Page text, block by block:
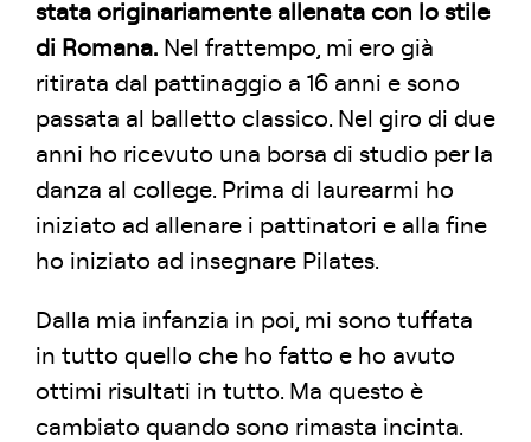
stata originariamente allenata con lo stile
di Romana. Nel frattempo, mi ero già
ritirata dal pattinaggio a 16 anni e sono
passata al balletto classico. Nel giro di due
anni ho ricevuto una borsa di studio per la
danza al college. Prima di laurearmi ho
iniziato ad allenare i pattinatori e alla fine
ho iniziato ad insegnare Pilates.
Dalla mia infanzia in poi, mi sono tuffata
in tutto quello che ho fatto e ho avuto
ottimi risultati in tutto. Ma questo è
cambiato quando sono rimasta incinta.